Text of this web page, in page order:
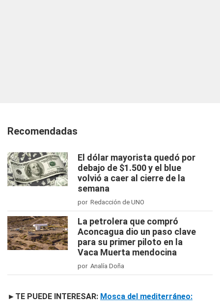
Recomendadas
El dólar mayorista quedó por
debajo de $1.500 y el blue
volvió a caer al cierre de la
semana
por Redacción de UNO
La petrolera que compró
Aconcagua dio un paso clave
para su primer piloto en la
Vaca Muerta mendocina
por Analía Doña
►TE PUEDE INTERESAR: Mosca del mediterráneo: